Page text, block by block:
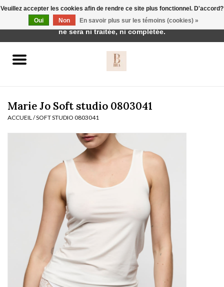
Lingerie-accessoires
Cartes-cadeaux
Marie Jo Soft studio 0803041
ACCUEIL /SOFT STUDIO 0803041
Veuillez accepter les cookies afin de rendre ce site plus fonctionnel. D'accord?
Oui
Non En savoir plus sur les témoins (cookies) »
Cette boutique est en construction. Toute commande passée
ne sera ni traitée, ni complétée.